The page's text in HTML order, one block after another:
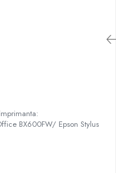
BX600FW/ Epson Stylus